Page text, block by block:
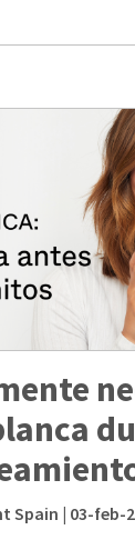
Spain | 03-feb-